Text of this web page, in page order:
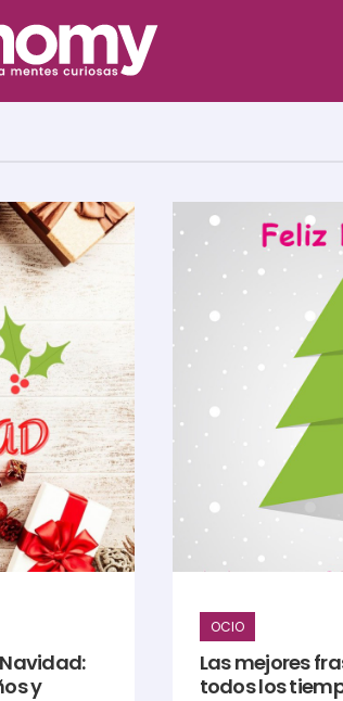
y
OCIO
Las mejores
todos los